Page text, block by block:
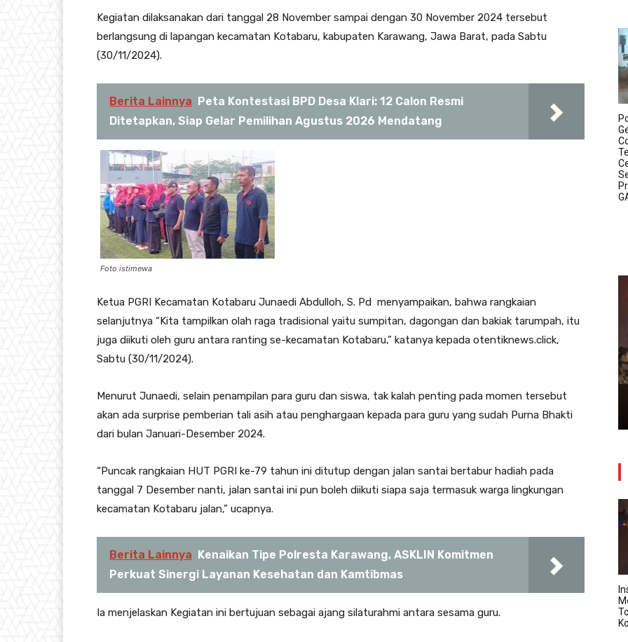
Kegiatan dilaksanakan dari tanggal 28 November sampai dengan 30 November 2024 tersebut
berlangsung di lapangan kecamatan Kotabaru, kabupaten Karawang, Jawa Barat, pada Sabtu
(30/11/2024).
Berita Lainnya Peta Kontestasi BPD Desa Klari: 12 Calon Resmi
Ditetapkan, Siap Gelar Pemilihan Agustus 2026 Mendatang
Foto istimewa
Ketua PGRI Kecamatan Kotabaru Junaedi Abdulloh, S. Pd menyampaikan, bahwa rangkaian
selanjutnya “Kita tampilkan olah raga tradisional yaitu sumpitan, dagongan dan bakiak tarumpah, itu
juga diikuti oleh guru antara ranting se-kecamatan Kotabaru,” katanya kepada otentiknews.click,
Sabtu (30/11/2024).
Menurut Junaedi, selain penampilan para guru dan siswa, tak kalah penting pada momen tersebut
akan ada surprise pemberian tali asih atau penghargaan kepada para guru yang sudah Purna Bhakti
dari bulan Januari-Desember 2024.
“Puncak rangkaian HUT PGRI ke-79 tahun ini ditutup dengan jalan santai bertabur hadiah pada
tanggal 7 Desember nanti, jalan santai ini pun boleh diikuti siapa saja termasuk warga lingkungan
kecamatan Kotabaru jalan,” ucapnya.
Berita Lainnya Kenaikan Tipe Polresta Karawang, ASKLIN Komitmen
Perkuat Sinergi Layanan Kesehatan dan Kamtibmas
Ia menjelaskan Kegiatan ini bertujuan sebagai ajang silaturahmi antara sesama guru.
Kosambi Jum’at Malam
24 Juli 2026